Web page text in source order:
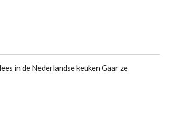
in de Nederlandse keuken Gaar ze